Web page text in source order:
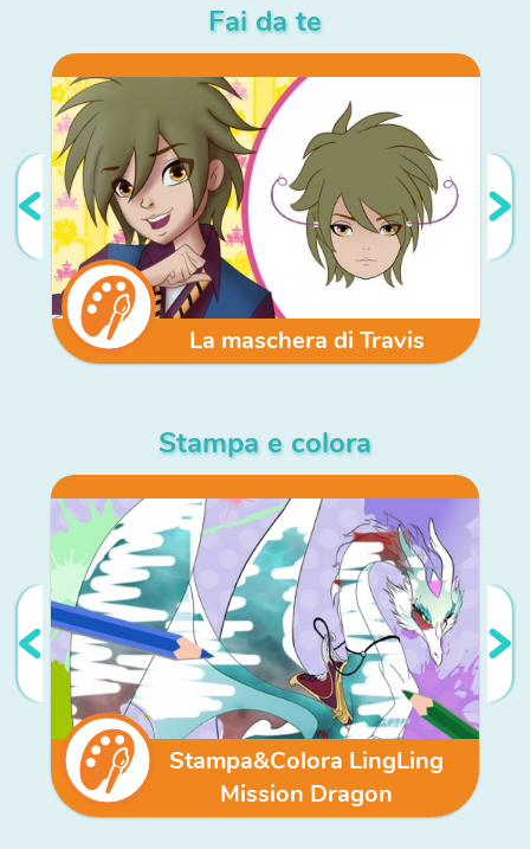
Fai da te
La maschera di Travis
Stampa e colora
Stampa&Colora LingLing
Mission Dragon